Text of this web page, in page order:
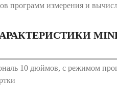
программ измерения и
10 дюймов, с режимом